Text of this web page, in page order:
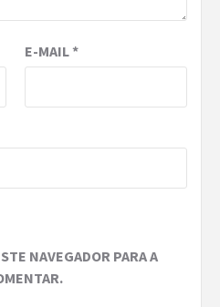
E-MAIL*
NAVEGADOR PARA A